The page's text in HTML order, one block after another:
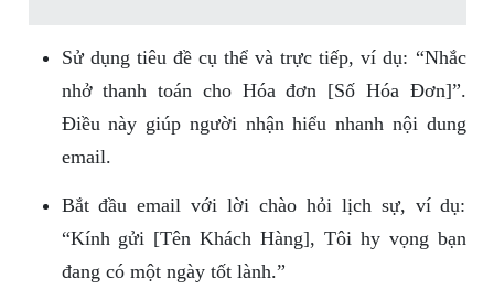
Sử dụng tiêu đề cụ thể và trực tiếp, ví dụ: “Nhắc
nhở thanh toán cho Hóa đơn [Số Hóa Đơn]”.
Điều này giúp người nhận hiểu nhanh nội dung
email.
Bắt đầu email với lời chào hỏi lịch sự, ví dụ:
“Kính gửi [Tên Khách Hàng], Tôi hy vọng bạn
đang có một ngày tốt lành.”